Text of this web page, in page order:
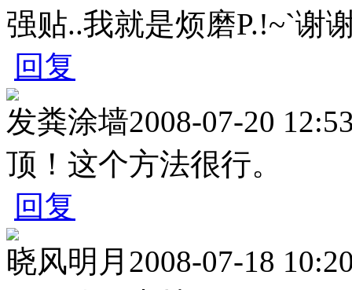
强贴..我就是烦磨P.!~`谢
回复
发粪涂墙2008-07-20
顶！这个方法很行。
回复
晓风明月 2008-07-18